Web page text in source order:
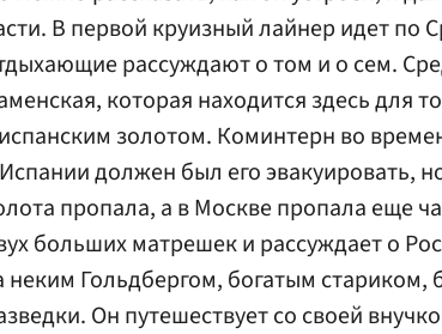
В первой круизный лайнер идет по
рассуждают о том и о сем.
которая находится здесь для
золотом. Коминтерн во
должен был его эвакуировать,
пропала, а в Москве пропала еще
больших матрешек и рассуждает о
неким Гольдбергом, богатым
Он путешествует со своей